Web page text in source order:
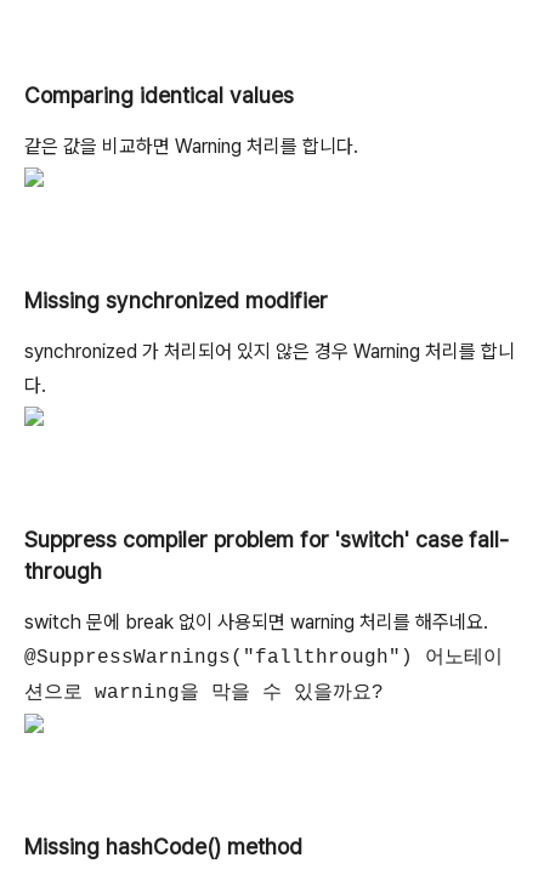
Comparing identical values
같은 값을 비교하면 Warning 처리를 합니다.
Missing synchronized modifier
synchronized 가 처리되어 있지 않은 경우 Warning 처리를 합니
다.
Suppress compiler problem for 'switch' case fall-
through
switch 문에 break 없이 사용되면 warning 처리를 해주네요.
@SuppressWarnings("fallthrough") 어노테이
션으로 warning을 막을 수 있을까요?
Missing hashCode() method